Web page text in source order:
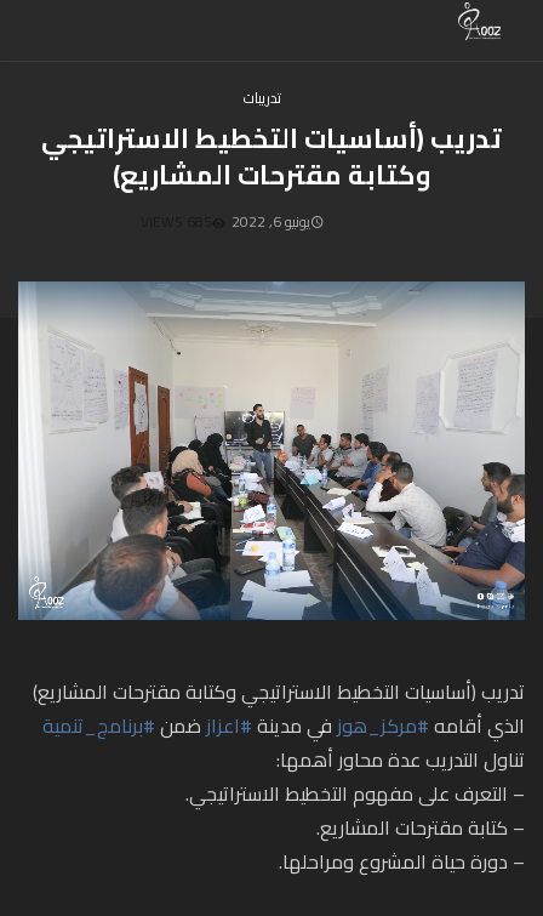
تدريبات
تدريب (أساسيات التخطيط الاستراتيجي
وكتابة مقترحات المشاريع)
يونيو 6, 2022
تدريب (أساسيات التخطيط الاستراتيجي وكتابة مقترحات المشاريع)
الذي أقامه#مركز_هوزفي مدينة#اعزازضمن#برنامج_تنمية
تناول التدريب عدة محاور أهمها:
– التعرف على مفهوم التخطيط الاستراتيجي.
– كتابة مقترحات المشاريع.
– دورة حياة المشروع ومراحلها.